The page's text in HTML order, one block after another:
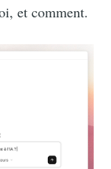
et comment.